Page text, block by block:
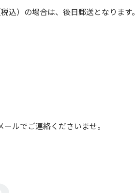
）の場合は、後日郵送となります。
ルでご連絡くださいませ。